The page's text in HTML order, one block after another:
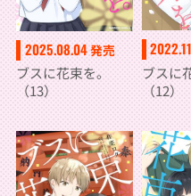
2025.08.04発売
ブスに花束を。
（13）
ブスに
（12）